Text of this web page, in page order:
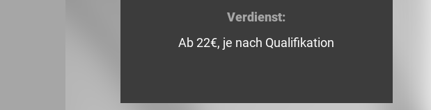
Verdienst:
Ab 22€, je nach Qualifikation